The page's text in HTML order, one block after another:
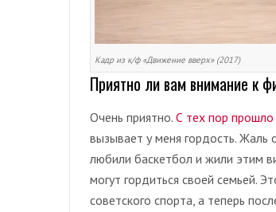
Кадр из к/ф «Движение вверх» (2017)
Приятно ли вам внимание к
Очень приятно. С тех пор
вызывает у меня гордость.
любили баскетбол и жили этим
могут гордиться своей семьей.
советского спорта, а теперь